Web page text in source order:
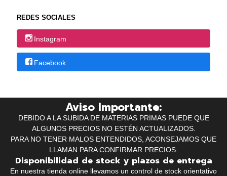
REDES SOCIALES
Instagram
Facebook
Aviso Importante:
DEBIDO A LA SUBIDA DE MATERIAS PRIMAS PUEDE QUE
ALGUNOS PRECIOS NO ESTÉN ACTUALIZADOS.
PARA NO TENER MALOS ENTENDIDOS, ACONSEJAMOS QUE
LLAMAN PARA CONFIRMAR PRECIOS.
Disponibilidad de stock y plazos de entrega
En nuestra tienda online llevamos un control de stock orientativo